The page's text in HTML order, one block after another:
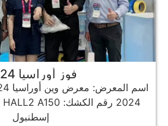
فوز أوراسيا 2024
إسطنبول